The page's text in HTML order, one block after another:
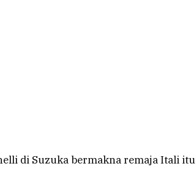
di Suzuka bermakna remaja Itali itu